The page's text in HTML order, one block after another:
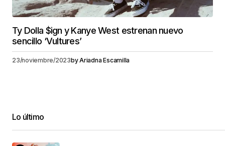
Ty Dolla $ign y Kanye West estrenan nuevo
sencillo ‘Vultures’
23/noviembre/2023byAriadna Escamilla
Lo último